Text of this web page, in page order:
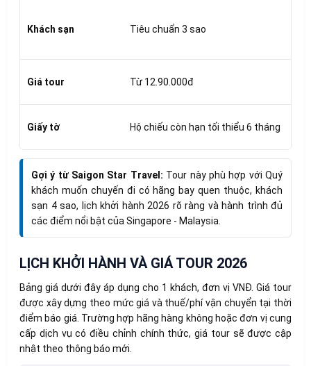
Khách sạn Tiêu chuẩn 3 sao
Giá tour Từ 12.90.000đ
Giấy tờ Hộ chiếu còn hạn tối thiểu 6 tháng
Gợi ý từ Saigon Star Travel: Tour này phù hợp với Quý
khách muốn chuyến đi có hãng bay quen thuộc, khách
sạn 4 sao, lịch khởi hành 2026 rõ ràng và hành trình đủ
các điểm nổi bật của Singapore - Malaysia.
LỊCH KHỞI HÀNH VÀ GIÁ TOUR 2026
Bảng giá dưới đây áp dụng cho 1 khách, đơn vị VNĐ. Giá tour
được xây dựng theo mức giá và thuế/phí vận chuyển tại thời
điểm báo giá. Trường hợp hãng hàng không hoặc đơn vị cung
cấp dịch vụ có điều chỉnh chính thức, giá tour sẽ được cập
nhật theo thông báo mới.